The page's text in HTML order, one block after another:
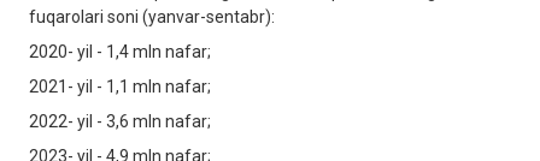
fuqarolari soni (yanvar-sentabr):
2020- yil - 1,4 mln nafar;
2021- yil - 1,1 mln nafar;
2022- yil - 3,6 mln nafar;
2023- yil - 4,9 mln nafar;